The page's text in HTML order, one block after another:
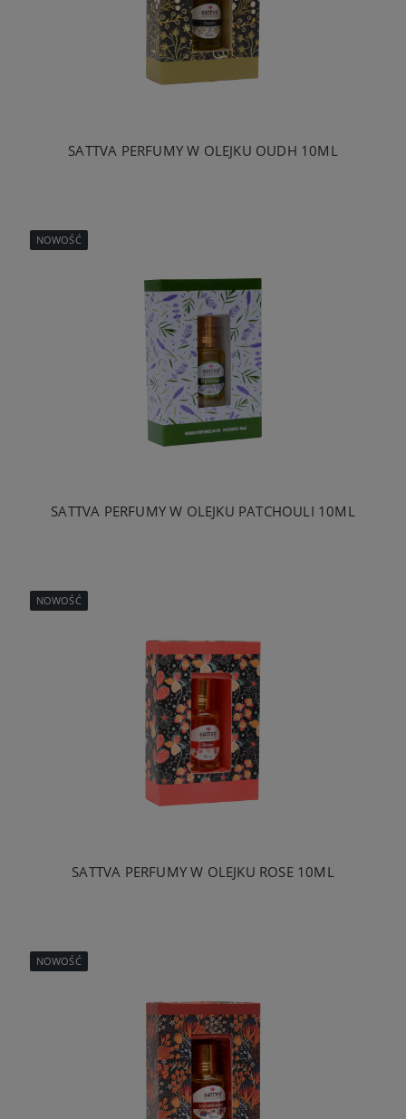
SATTVA PERFUMY W OLEJKU OUDH 10ML
SATTVA PERFUMY W OLEJKU PATCHOULI 10ML
NOWOŚĆ
SATTVA PERFUMY W OLEJKU ROSE 10ML
NOWOŚĆ
NOWOŚĆ